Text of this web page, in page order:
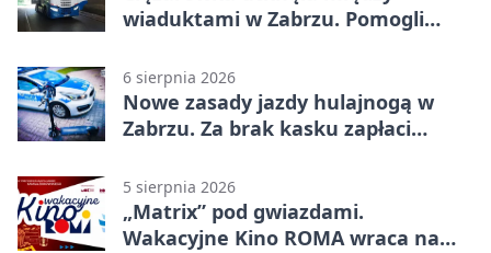
wiaduktami w Zabrzu. Pomogli
6 sierpnia 2026
Nowe zasady jazdy hulajnogą w
Zabrzu. Za brak kasku zapłaci
5 sierpnia 2026
„Matrix” pod gwiazdami.
Wakacyjne Kino ROMA wraca na